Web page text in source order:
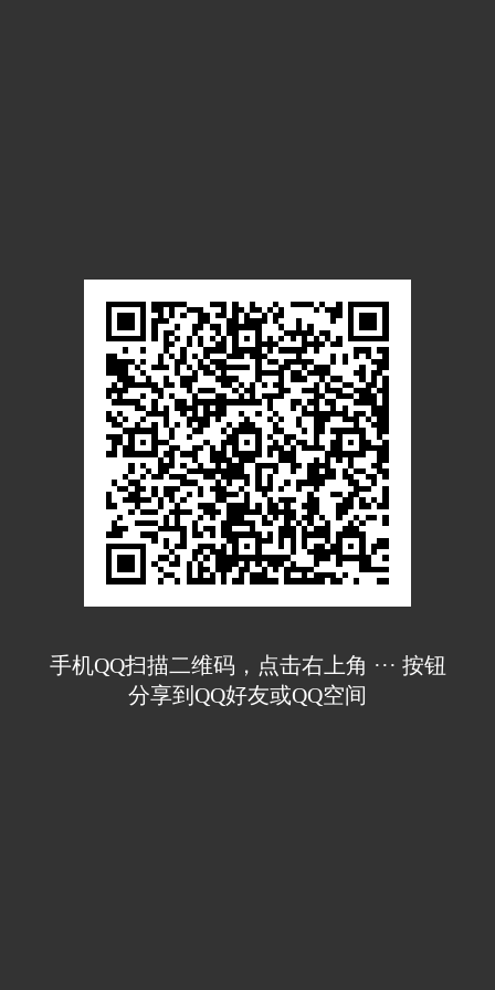
手机QQ扫描二维码，点击右上角 ··· 按钮
分享到QQ好友或QQ空间